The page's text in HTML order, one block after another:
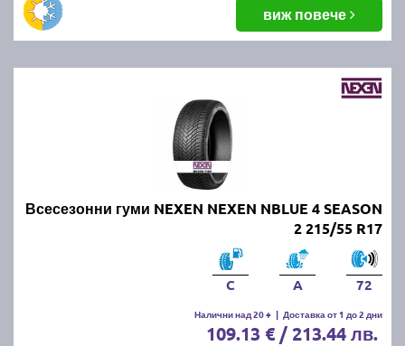
виж повече
Всесезонни гуми NEXEN NEXEN NBLUE 4 SEASON
2 215/55 R17
C A 72
Налични над 20 + | Доставка от 1 до 2 дни
109.13 € / 213.44 лв.